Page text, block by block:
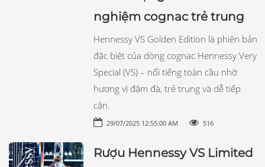
nghiệm cognac trẻ trung
Hennessy VS Golden Edition là phiên bản
đặc biệt của dòng cognac Hennessy Very
Special (VS) – nổi tiếng toàn cầu nhờ
hương vị đậm đà, trẻ trung và dễ tiếp
cận.
29/07/2025 12:55:00 AM 516
Rượu Hennessy VS Limited